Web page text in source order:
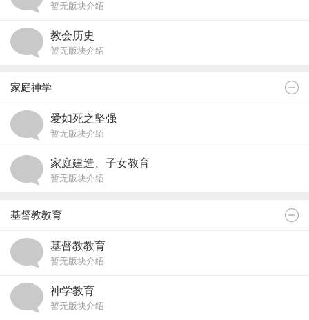
暂无版块介绍
教会历史
暂无版块介绍
家庭神学
爱如死之坚强
暂无版块介绍
家庭建造、子女教育
暂无版块介绍
基督教教育
基督教教育
暂无版块介绍
神学教育
暂无版块介绍